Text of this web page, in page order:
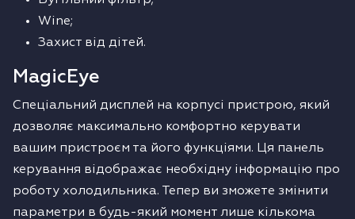
Wine;
Захист від дітей.
MagicEye
Спеціальний дисплей на корпусі пристрою, який
дозволяє максимально комфортно керувати
вашим пристроєм та його функціями. Ця панель
керування відображає необхідну інформацію про
роботу холодильника. Тепер ви зможете змінити
параметри в будь-який момент лише кількома